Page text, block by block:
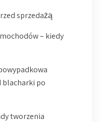
sprzedażą
– kiedy
blacharki po
tworzenia